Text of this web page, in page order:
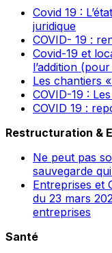
Covid 19 :
juridique
COVID- 19 :
Covid-19 et
l’addition
Les chantiers
COVID-19 :
COVID 19 :
Restructuration &
Ne peut pas
sauvegarde
Entreprises et
du 23 mars
entreprises
Santé